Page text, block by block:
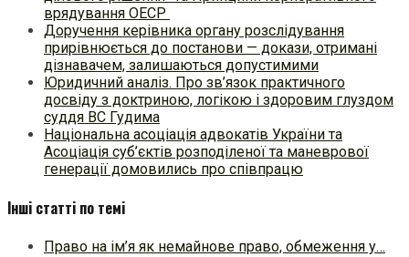
врядування ОЕСР
Доручення керівника органу розслідування
прирівнюється до постанови — докази, отримані
дізнавачем, залишаються допустимими
Юридичний аналіз. Про зв’язок практичного
досвіду з доктриною, логікою і здоровим глуздом
суддя ВС Гудима
Національна асоціація адвокатів України та
Асоціація суб’єктів розподіленої та маневрової
генерації домовились про співпрацю
Інші статті по темі
Право на ім’я як немайнове право, обмеження у…